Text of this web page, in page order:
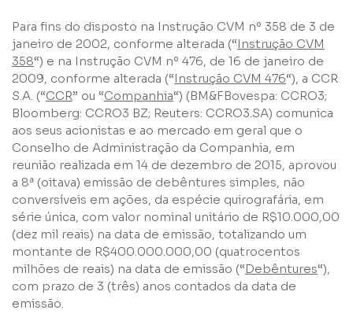
Para fins do disposto na Instrução CVM nº 358 de 3 de
janeiro de 2002, conforme alterada (“Instrução CVM
358“) e na Instrução CVM nº 476, de 16 de janeiro de
2009, conforme alterada (“Instrução CVM 476“), a CCR
S.A. (“CCR” ou “Companhia“) (BM&FBovespa: CCRO3;
Bloomberg: CCRO3 BZ; Reuters: CCRO3.SA) comunica
aos seus acionistas e ao mercado em geral que o
Conselho de Administração da Companhia, em
reunião realizada em 14 de dezembro de 2015, aprovou
a 8ª (oitava) emissão de debêntures simples, não
conversíveis em ações, da espécie quirografária, em
série única, com valor nominal unitário de R$10.000,00
(dez mil reais) na data de emissão, totalizando um
montante de R$400.000.000,00 (quatrocentos
milhões de reais) na data de emissão (“Debêntures“),
com prazo de 3 (três) anos contados da data de
emissão.
Nome
E-mail
Empresa
Perfil